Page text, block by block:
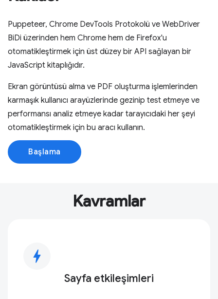
Puppeteer, Chrome DevTools Protokolü ve WebDriver
BiDi üzerinden hem Chrome hem de Firefox'u
otomatikleştirmek için üst düzey bir API sağlayan bir
JavaScript kitaplığıdır.
Ekran görüntüsü alma ve PDF oluşturma işlemlerinden
karmaşık kullanıcı arayüzlerinde gezinip test etmeye ve
performansı analiz etmeye kadar tarayıcıdaki her şeyi
otomatikleştirmek için bu aracı kullanın.
Başlama
Kavramlar
bolt
Sayfa etkileşimleri